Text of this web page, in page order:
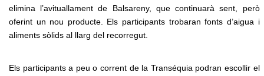
elimina l’avituallament de Balsareny, que continuarà sent, però
oferint un nou producte. Els participants trobaran fonts d’aigua i
aliments sòlids al llarg del recorregut.
Els participants a peu o corrent de la Transéquia podran escollir el